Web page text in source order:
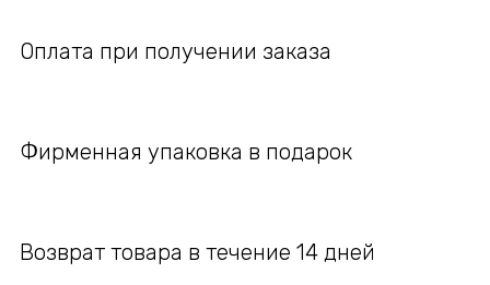
Оплата при получении заказа
Фирменная упаковка в подарок
Возврат товара в течение 14 дней